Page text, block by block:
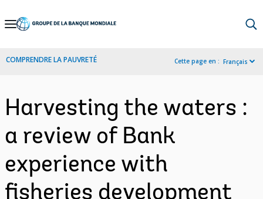
Skip
Navigation
COMPRENDRE LA PAUVRETÉ Cette page en : Français
Harvesting the waters :
a review of Bank
experience with
fisheries development